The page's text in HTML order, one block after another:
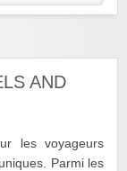
AND
les voyageurs
Parmi les